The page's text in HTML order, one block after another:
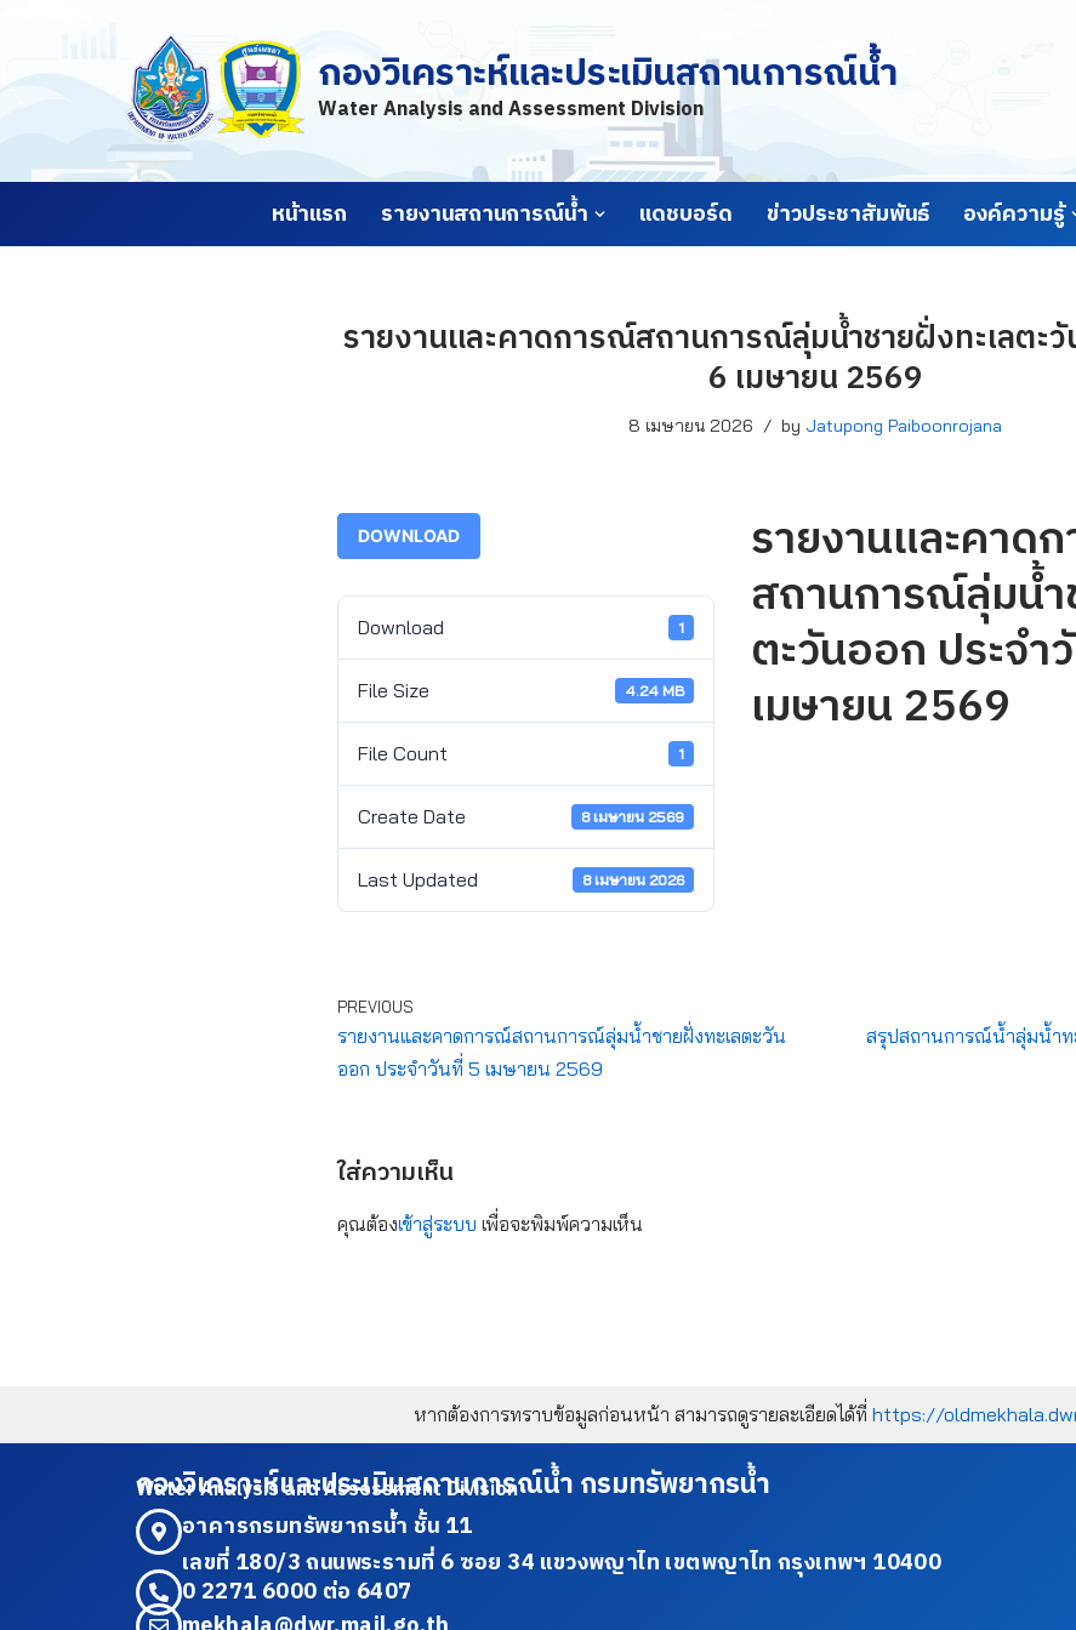
กองวิเคราะห์และประเมินสถานการณ์น้ำ
Water Analysis and Assessment Division
หน้าแรก รายงานสถานการณ์น้ำ แดชบอร์ด ข่าวประชาสัมพันธ์ องค์ความรู้
รายงานและคาดการณ์สถานการณ์ลุ่มน้ำชายฝั่งทะเลตะ
6 เมษายน 2569
8 เมษายน 2026 by Jatupong Paiboonrojana
DOWNLOAD
Download 1
File Size 4.24 MB
File Count 1
Create Date 8 เมษายน 2569
Last Updated 8 เมษายน 2026
รายงานและคาด
สถานการณ์ลุ่มน้ำ
ตะวันออก ประจำ
เมษายน 2569
PREVIOUS
รายงานและคาดการณ์สถานการณ์ลุ่มน้ำชายฝั่งทะเลตะวัน
ออก ประจำวันที่ 5 เมษายน 2569
สรุปสถานการณ์น้ำลุ่มน้ำท
ใส่ความเห็น
คุณต้องเข้าสู่ระบบ เพื่อจะพิมพ์ความเห็น
หากต้องการทราบข้อมูลก่อนหน้า สามารถดูรายละเอียดได้ที่ https://
กองวิเคราะห์และประเมินสถานการณ์น้ำ กรมทรัพยากรน้ำ
Water Analysis and Assessment Division
อาคารกรมทรัพยากรน้ำ ชั้น 11
เลขที่ 180/3 ถนนพระรามที่ 6 ซอย 34 แขวงพญาไท เขตพญาไท กรุงเทพฯ 10400
0 2271 6000 ต่อ 6407